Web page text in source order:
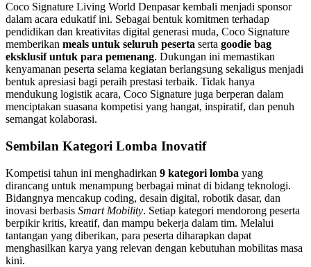
Coco Signature Living World Denpasar kembali menjadi sponsor
dalam acara edukatif ini. Sebagai bentuk komitmen terhadap
pendidikan dan kreativitas digital generasi muda, Coco Signature
memberikan meals untuk seluruh peserta serta goodie bag
eksklusif untuk para pemenang. Dukungan ini memastikan
kenyamanan peserta selama kegiatan berlangsung sekaligus menjadi
bentuk apresiasi bagi peraih prestasi terbaik. Tidak hanya
mendukung logistik acara, Coco Signature juga berperan dalam
menciptakan suasana kompetisi yang hangat, inspiratif, dan penuh
semangat kolaborasi.
Sembilan Kategori Lomba Inovatif
Kompetisi tahun ini menghadirkan 9 kategori lomba yang
dirancang untuk menampung berbagai minat di bidang teknologi.
Bidangnya mencakup coding, desain digital, robotik dasar, dan
inovasi berbasis Smart Mobility. Setiap kategori mendorong peserta
berpikir kritis, kreatif, dan mampu bekerja dalam tim. Melalui
tantangan yang diberikan, para peserta diharapkan dapat
menghasilkan karya yang relevan dengan kebutuhan mobilitas masa
kini.